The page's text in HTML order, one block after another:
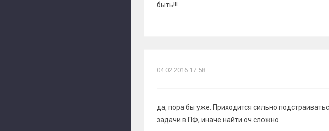
быть!!!
04.02.2016 17:58
да, пора бы уже. Приходится сильно
задачи в ПФ, иначе найти оч.сложно